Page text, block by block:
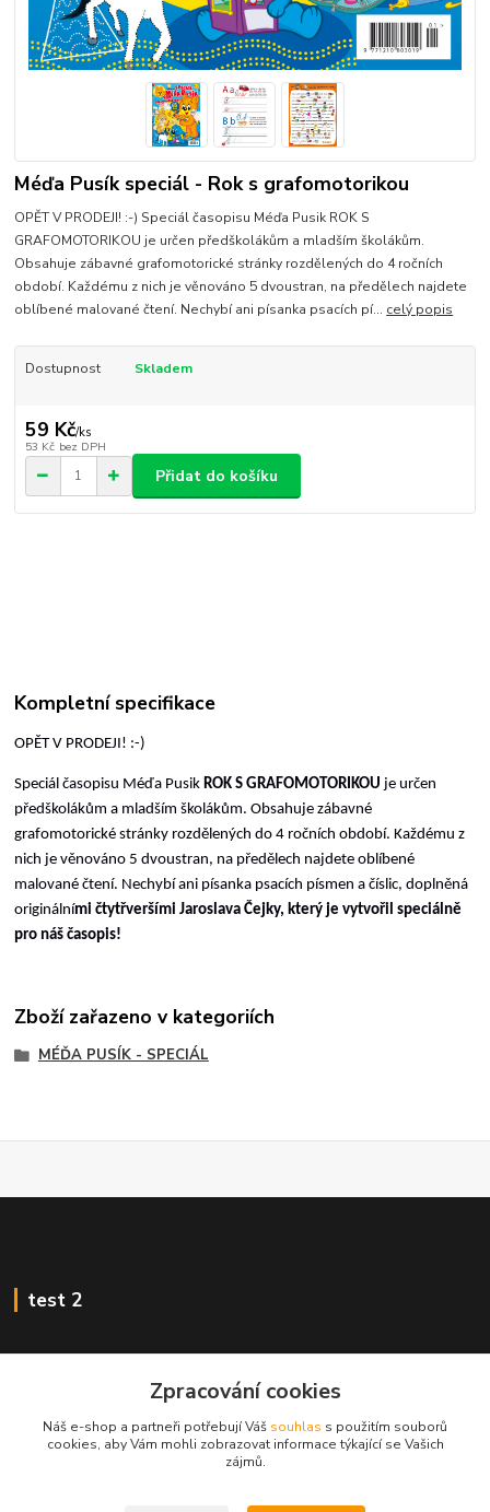
Méďa Pusík speciál - Rok s grafomotorikou
OPĚT V PRODEJI! :-) Speciál časopisu Méďa Pusik ROK S
GRAFOMOTORIKOU je určen předškolákům a mladším školákům.
Obsahuje zábavné grafomotorické stránky rozdělených do 4 ročních
období. Každému z nich je věnováno 5 dvoustran, na předělech najdete
oblíbené malované čtení. Nechybí ani písanka psacích pí... celý popis
Dostupnost Skladem
59 Kč/ks
53 Kč bez DPH
Přidat do košíku
Kompletní specifikace
OPĚT V PRODEJI! :-)
Speciál časopisu Méďa Pusik ROK S GRAFOMOTORIKOU je určen
předškolákům a mladším školákům. Obsahuje zábavné
grafomotorické stránky rozdělených do 4 ročních období. Každému z
nich je věnováno 5 dvoustran, na předělech najdete oblíbené
malované čtení. Nechybí ani písanka psacích písmen a číslic, doplněná
originálními čtytřveršími Jaroslava Čejky, který je vytvořil speciálně
pro náš časopis!
Zboží zařazeno v kategoriích
MÉĎA PUSÍK - SPECIÁL
test 2
Kontakty
Zákaznická podpora
Zpracování cookies
Náš e-shop a partneři potřebují Váš souhlas s použitím souborů
cookies, aby Vám mohli zobrazovat informace týkající se Vašich
zájmů.